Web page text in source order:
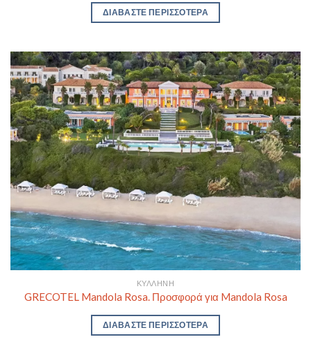
ΔΙΑΒΆΣΤΕ ΠΕΡΙΣΣΌΤΕΡΑ
ΚΥΛΛΉΝΗ
GRECOTEL Mandola Rosa. Προσφορά για Mandola Rosa
ΔΙΑΒΆΣΤΕ ΠΕΡΙΣΣΌΤΕΡΑ